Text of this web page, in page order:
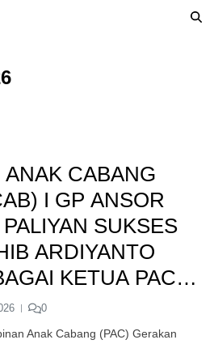
CABANG
I GP ANSOR
SUKSES
ARDIYANTO
KETUA PAC
0
Anak Cabang (PAC) Gerakan